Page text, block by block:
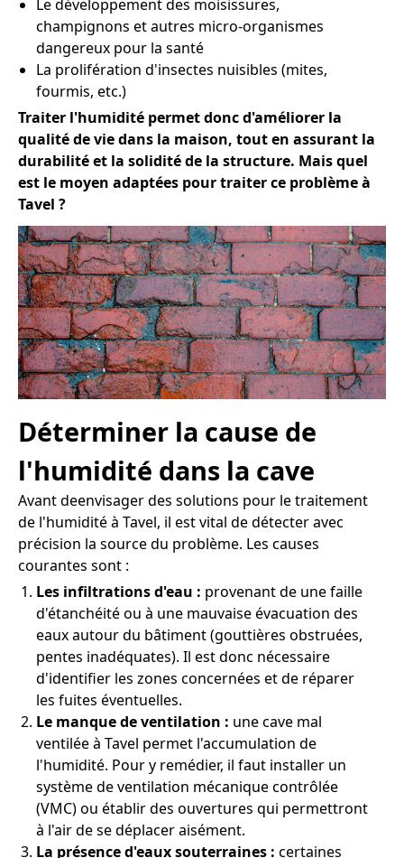
Le développement des moisissures,
champignons et autres micro-organismes
dangereux pour la santé
La prolifération d'insectes nuisibles (mites,
fourmis, etc.)
Traiter l'humidité permet donc d'améliorer la
qualité de vie dans la maison, tout en assurant la
durabilité et la solidité de la structure. Mais quel
est le moyen adaptées pour traiter ce problème à
Tavel ?
Déterminer la cause de
l'humidité dans la cave
Avant deenvisager des solutions pour le traitement
de l'humidité à Tavel, il est vital de détecter avec
précision la source du problème. Les causes
courantes sont :
Les infiltrations d'eau : provenant de une faille
d'étanchéité ou à une mauvaise évacuation des
eaux autour du bâtiment (gouttières obstruées,
pentes inadéquates). Il est donc nécessaire
d'identifier les zones concernées et de réparer
les fuites éventuelles.
Le manque de ventilation : une cave mal
ventilée à Tavel permet l'accumulation de
l'humidité. Pour y remédier, il faut installer un
système de ventilation mécanique contrôlée
(VMC) ou établir des ouvertures qui permettront
à l'air de se déplacer aisément.
La présence d'eaux souterraines : certaines